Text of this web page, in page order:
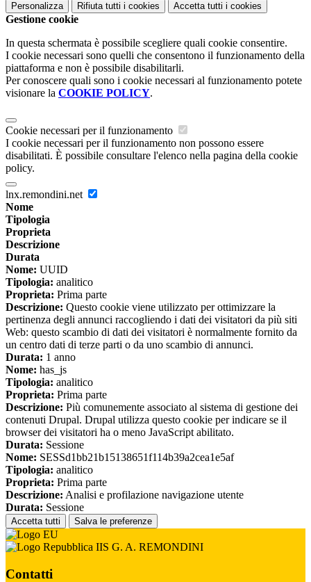
Personalizza Rifiuta tutti i cookies Accetta tutti i cookies
Gestione cookie
In questa schermata è possibile scegliere quali cookie consentire.
I cookie necessari sono quelli che consentono il funzionamento della
piattaforma e non è possibile disabilitarli.
Per conoscere quali sono i cookie necessari al funzionamento potete
visionare la COOKIE POLICY.
Cookie necessari per il funzionamento
I cookie necessari per il funzionamento non possono essere
disabilitati. È possibile consultare l'elenco nella pagina della cookie
policy.
lnx.remondini.net
Nome
Tipologia
Proprieta
Descrizione
Durata
Nome: UUID
Tipologia: analitico
Proprieta: Prima parte
Descrizione: Questo cookie viene utilizzato per ottimizzare la
pertinenza degli annunci raccogliendo i dati dei visitatori da più siti
Web: questo scambio di dati dei visitatori è normalmente fornito da
un centro dati di terze parti o da uno scambio di annunci.
Durata: 1 anno
Nome: has_js
Tipologia: analitico
Proprieta: Prima parte
Descrizione: Più comunemente associato al sistema di gestione dei
contenuti Drupal. Drupal utilizza questo cookie per indicare se il
browser dei visitatori ha o meno JavaScript abilitato.
Durata: Sessione
Nome: SESSd1bb21b15138651f114b39a2cea1e5af
Tipologia: analitico
Proprieta: Prima parte
Descrizione: Analisi e profilazione navigazione utente
Durata: Sessione
Accetta tutti Salva le preferenze
IIS G. A. REMONDINI
Contatti